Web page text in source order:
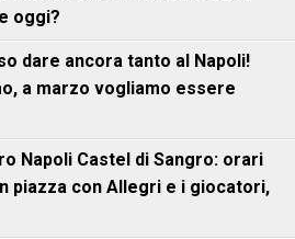
oggi?
dare ancora tanto al Napoli!
a marzo vogliamo essere
Napoli Castel di Sangro: orari
piazza con Allegri e i giocatori,